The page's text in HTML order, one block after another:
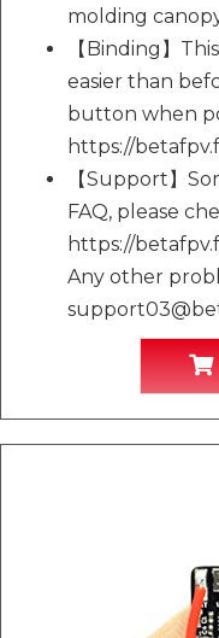
molding
【Binding】
easier than
button when
https://
【Support】
FAQ, please
https://
Any other